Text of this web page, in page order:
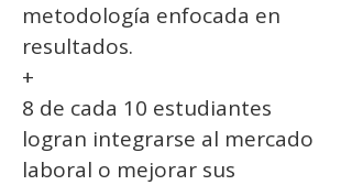
metodología enfocada en
resultados.
+
8 de cada 10 estudiantes
logran integrarse al mercado
laboral o mejorar sus